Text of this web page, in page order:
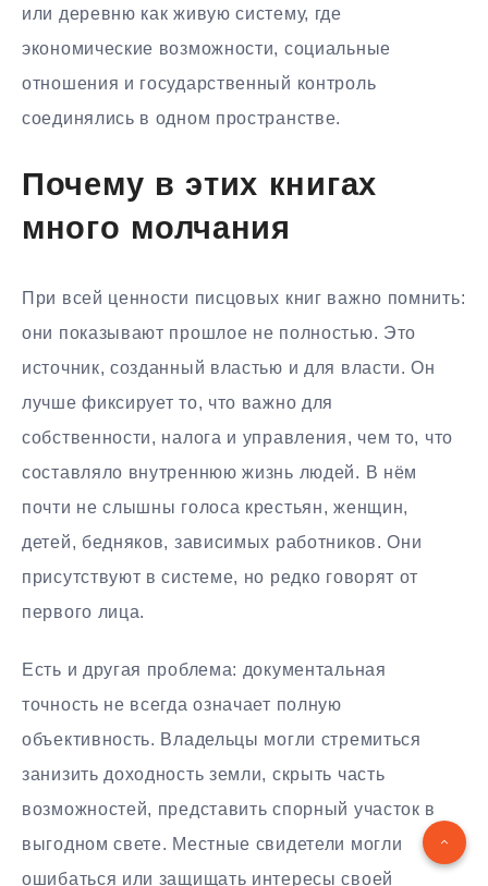
или деревню как живую систему, где
экономические возможности, социальные
отношения и государственный контроль
соединялись в одном пространстве.
Почему в этих книгах
много молчания
При всей ценности писцовых книг важно помнить:
они показывают прошлое не полностью. Это
источник, созданный властью и для власти. Он
лучше фиксирует то, что важно для
собственности, налога и управления, чем то, что
составляло внутреннюю жизнь людей. В нём
почти не слышны голоса крестьян, женщин,
детей, бедняков, зависимых работников. Они
присутствуют в системе, но редко говорят от
первого лица.
Есть и другая проблема: документальная
точность не всегда означает полную
объективность. Владельцы могли стремиться
занизить доходность земли, скрыть часть
возможностей, представить спорный участок в
выгодном свете. Местные свидетели могли
ошибаться или защищать интересы своей